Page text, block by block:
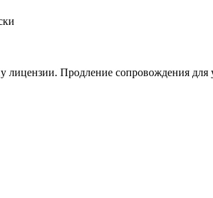
Продление сопровождения